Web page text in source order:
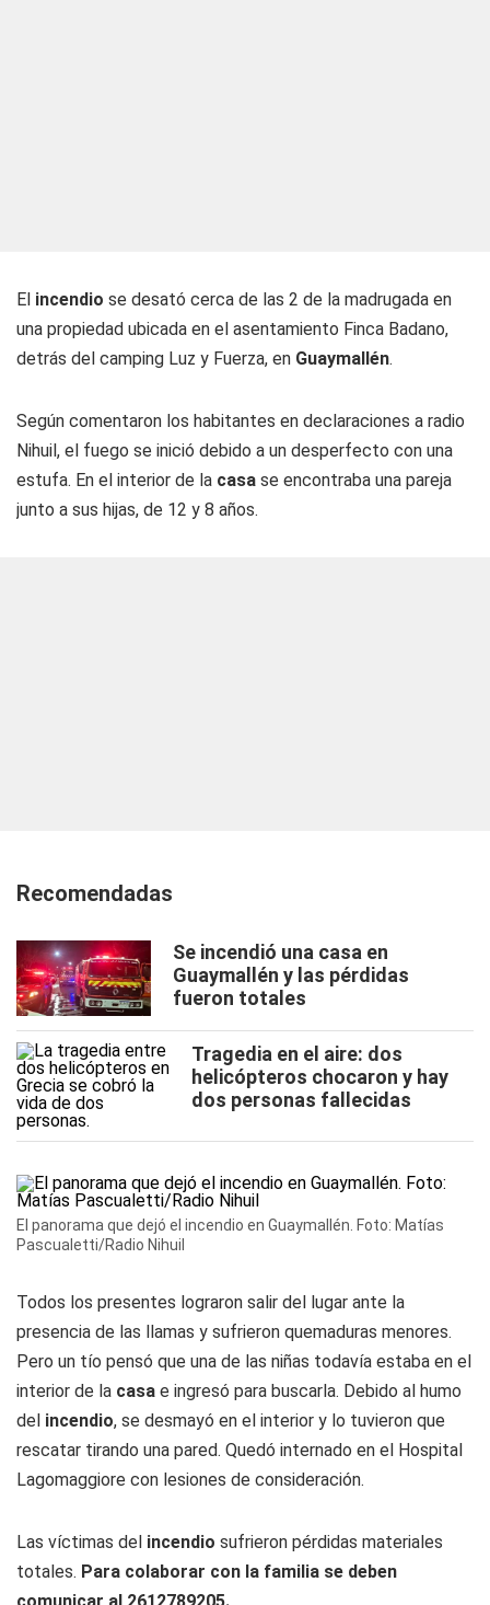
El incendio se desató cerca de las 2 de la madrugada en
una propiedad ubicada en el asentamiento Finca Badano,
detrás del camping Luz y Fuerza, en Guaymallén.
Según comentaron los habitantes en declaraciones a radio
Nihuil, el fuego se inició debido a un desperfecto con una
estufa. En el interior de la casa se encontraba una pareja
junto a sus hijas, de 12 y 8 años.
Recomendadas
Se incendió una casa en
Guaymallén y las pérdidas
fueron totales
Tragedia en el aire: dos
helicópteros chocaron y hay
dos personas fallecidas
El panorama que dejó el incendio en Guaymallén. Foto: Matías
Pascualetti/Radio Nihuil
Todos los presentes lograron salir del lugar ante la
presencia de las llamas y sufrieron quemaduras menores.
Pero un tío pensó que una de las niñas todavía estaba en el
interior de la casa e ingresó para buscarla. Debido al humo
del incendio, se desmayó en el interior y lo tuvieron que
rescatar tirando una pared. Quedó internado en el Hospital
Lagomaggiore con lesiones de consideración.
Las víctimas del incendio sufrieron pérdidas materiales
totales. Para colaborar con la familia se deben